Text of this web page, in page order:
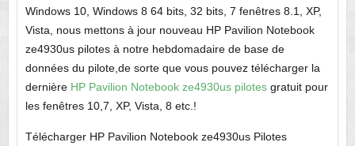
Windows 10, Windows 8 64 bits, 32 bits, 7 fenêtres 8.1, XP,
Vista, nous mettons à jour nouveau HP Pavilion Notebook
ze4930us pilotes à notre hebdomadaire de base de
données du pilote,de sorte que vous pouvez télécharger la
dernière HP Pavilion Notebook ze4930us pilotesgratuit pour
les fenêtres 10,7, XP, Vista, 8 etc.!
Télécharger HP Pavilion Notebook ze4930us Pilotes